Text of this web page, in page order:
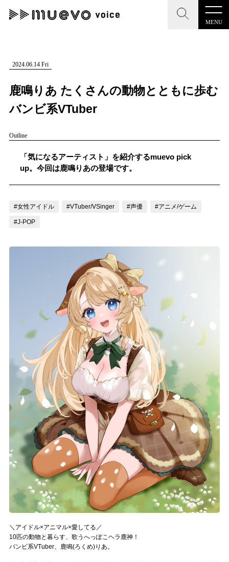
MENU
CLOSE
記事を検索する
人気ワード
#男性SSW #ポップス #女性SSW
CLOSE
"読者の声を形にする”音楽特化メディア
MENU
記事一覧
お問い合わせ
muevoクラウドファンディング
muevoコミュニティ
ぶいクラ！by muevo
ぶいコミュ！by muevo
ぶいマガ！ by muevo
Follow us
Official SNS
2024.06.14 Fri
鹿鳴りあ たくさんの動物とともに歩む
バンビ系VTuber
Outline
「気になるアーティスト」を紹介するmuevo pick
up。今回は鹿鳴りあの登場です。
#女性アイドル #VTuber/VSinger #声優 #アニメ/ゲーム
#J-POP
＼アイドル×アニマル×愛してる／
10匹の動物と暮らす、歌うへっぽこヘラ鹿神！
バンビ系VTuber、鹿鳴(ろくめ)りあ。